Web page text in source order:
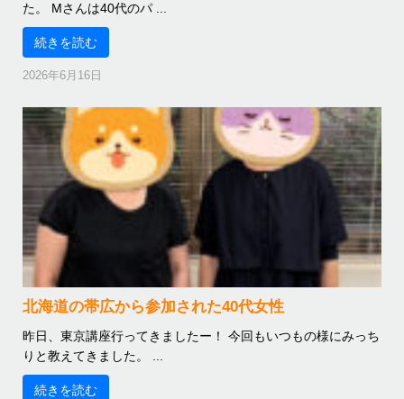
た。 Mさんは40代のパ ...
続きを読む
2026年6月16日
北海道の帯広から参加された40代女性
昨日、東京講座行ってきましたー！ 今回もいつもの様にみっち
りと教えてきました。 ...
続きを読む